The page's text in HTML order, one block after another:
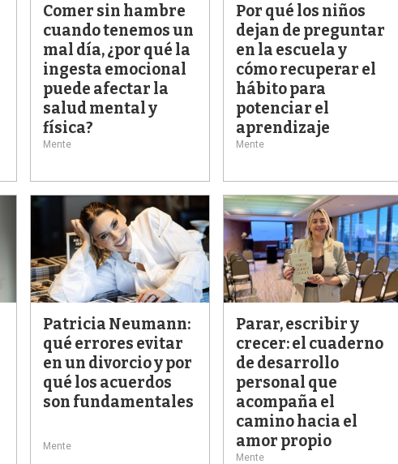
Comer sin hambre
cuando tenemos un
mal día, ¿por qué la
ingesta emocional
puede afectar la
salud mental y
física?
Mente
Por qué los niños
dejan de preguntar
en la escuela y
cómo recuperar el
hábito para
potenciar el
aprendizaje
Mente
Patricia Neumann:
qué errores evitar
en un divorcio y por
qué los acuerdos
son fundamentales
Mente
Parar, escribir y
crecer: el cuaderno
de desarrollo
personal que
acompaña el
camino hacia el
amor propio
Mente